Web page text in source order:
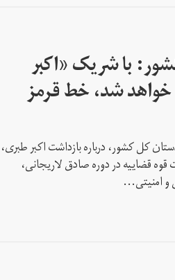
با شریک «اکبر
شد، خط قرمز
کل کشور، درباره بازداشت اکبر طبری،
قضاییه در دوره صادق لاریجانی،
امنیتی...